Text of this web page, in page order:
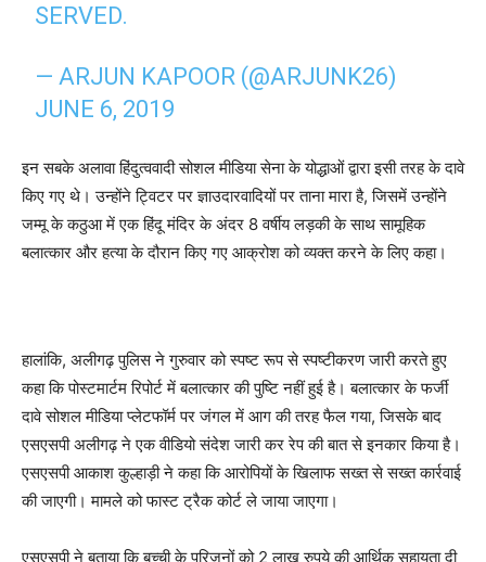
SERVED.
— ARJUN KAPOOR (@ARJUNK26)
JUNE 6, 2019
इन सबके अलावा हिंदुत्ववादी सोशल मीडिया सेना के योद्धाओं द्वारा इसी तरह के दावे
किए गए थे। उन्होंने ट्विटर पर ज्ञाउदारवादियों पर ताना मारा है, जिसमें उन्होंने
जम्मू के कठुआ में एक हिंदू मंदिर के अंदर 8 वर्षीय लड़की के साथ सामूहिक
बलात्कार और हत्या के दौरान किए गए आक्रोश को व्यक्त करने के लिए कहा।
हालांकि, अलीगढ़ पुलिस ने गुरुवार को स्पष्ट रूप से स्पष्टीकरण जारी करते हुए
कहा कि पोस्टमार्टम रिपोर्ट में बलात्कार की पुष्टि नहीं हुई है। बलात्कार के फर्जी
दावे सोशल मीडिया प्लेटफॉर्म पर जंगल में आग की तरह फैल गया, जिसके बाद
एसएसपी अलीगढ़ ने एक वीडियो संदेश जारी कर रेप की बात से इनकार किया है।
एसएसपी आकाश कुल्हाड़ी ने कहा कि आरोपियों के खिलाफ सख्त से सख्त कार्रवाई
की जाएगी। मामले को फास्ट ट्रैक कोर्ट ले जाया जाएगा।
एसएसपी ने बताया कि बच्ची के परिजनों को 2 लाख रुपये की आर्थिक सहायता दी